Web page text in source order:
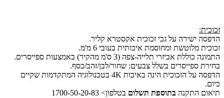
זכוכית:
הדפסה ישירה על גבי זכוכית אקסטרא קליר.
זכוכית מלוטשת ומחוסמת איכותית בעובי 6 מ'מ.
התמונה כוללת אביזרי תלייה-צפה (3 ס'מ מהקיר) באמצעות ספייסרים.
בחירת ספייסרים בשלל צבעים: שחור/לבן/זהב/כסף.
הדפסה על הזכוכית הינה באיכות 4K בטכנולוגיה המתקדמות שקיים
כיום.
תיאום התקנה בתוספת תשלום בטלפון> 1700-50-20-83